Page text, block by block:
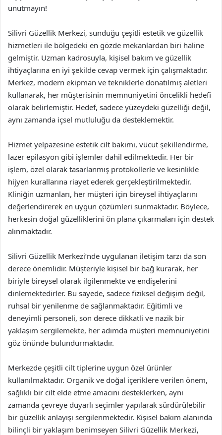
unutmayın!
Silivri Güzellik Merkezi, sunduğu çeşitli estetik ve güzellik
hizmetleri ile bölgedeki en gözde mekanlardan biri haline
gelmiştir. Uzman kadrosuyla, kişisel bakım ve güzellik
ihtiyaçlarına en iyi şekilde cevap vermek için çalışmaktadır.
Merkez, modern ekipman ve tekniklerle donatılmış aletleri
kullanarak, her müşterisinin memnuniyetini öncelikli hedefi
olarak belirlemiştir. Hedef, sadece yüzeydeki güzelliği değil,
aynı zamanda içsel mutluluğu da desteklemektir.
Hizmet yelpazesine estetik cilt bakımı, vücut şekillendirme,
lazer epilasyon gibi işlemler dahil edilmektedir. Her bir
işlem, özel olarak tasarlanmış protokollerle ve kesinlikle
hijyen kurallarına riayet ederek gerçekleştirilmektedir.
Kliniğin uzmanları, her müşteri için bireysel ihtiyaçlarını
değerlendirerek en uygun çözümleri sunmaktadır. Böylece,
herkesin doğal güzelliklerini ön plana çıkarmaları için destek
alınmaktadır.
Silivri Güzellik Merkezi’nde uygulanan iletişim tarzı da son
derece önemlidir. Müşteriyle kişisel bir bağ kurarak, her
biriyle bireysel olarak ilgilenmekte ve endişelerini
dinlemektedirler. Bu sayede, sadece fiziksel değişim değil,
ruhsal bir yenilenme de sağlanmaktadır. Eğitimli ve
deneyimli personeli, son derece dikkatli ve nazik bir
yaklaşım sergilemekte, her adımda müşteri memnuniyetini
göz önünde bulundurmaktadır.
Merkezde çeşitli cilt tiplerine uygun özel ürünler
kullanılmaktadır. Organik ve doğal içeriklere verilen önem,
sağlıklı bir cilt elde etme amacını desteklerken, aynı
zamanda çevreye duyarlı seçimler yapılarak sürdürülebilir
bir güzellik anlayışı sergilenmektedir. Kişisel bakım alanında
bilinçli bir yaklaşım benimseyen Silivri Güzellik Merkezi,